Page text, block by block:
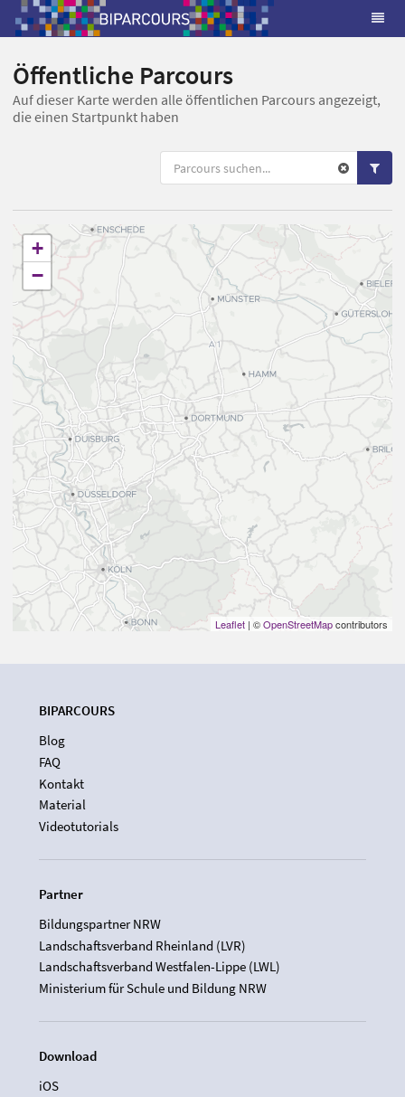
Öffentliche Parcours
Auf dieser Karte werden alle öffentlichen Parcours angezeigt,
die einen Startpunkt haben
+
−
Leaflet | ©OpenStreetMapcontributors
BIPARCOURS
Blog
FAQ
Kontakt
Material
Videotutorials
Partner
Bildungspartner NRW
Landschaftsverband Rheinland (LVR)
Landschaftsverband Westfalen-Lippe (LWL)
Ministerium für Schule und Bildung NRW
Download
iOS